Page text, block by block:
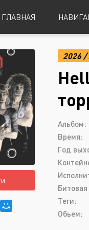
ГЛАВНАЯ
100
2026 /
Альбом:
Время:
Год
Битовая
Теги:
Обьем: